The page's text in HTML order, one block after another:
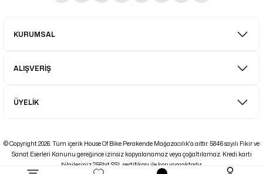
KURUMSAL
ALIŞVERİŞ
ÜYELİK
© Copyright 2026. Tüm içerik House Of Bike Perakende Mağazacılık'a aittir. 5846 sayılı Fikir ve
Sanat Eserleri Kanunu gereğince izinsiz kopyalanamaz veya çoğaltılamaz. Kredi kartı
bilgileriniz 256bit SSL sertifikası ile korunmaktadır.